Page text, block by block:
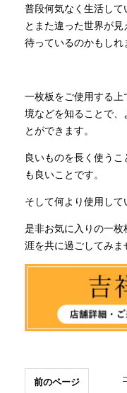
普段何気なく生活し
とまた違った世界が
待っているのかもしれ
一枚板をご使用する
境などを知ることで、
とができます。
良いものを長く使う
も良いことです。
そして何より使用して
是非お気に入りの一枚
涯を共に過ごしてみま
前のページ